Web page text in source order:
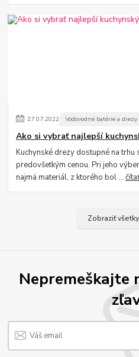
27.07.2022 Vodovodné batérie a drezy
Ako si vybrať najlepší
Kuchynské drezy dostupné na trhu
predovšetkým cenou. Pri jeho
najmä materiál, z ktorého bol ...
Zobraziť
Nepremeškajte